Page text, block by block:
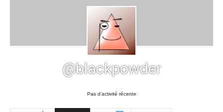
@blackpowder
Pas d’activité récente